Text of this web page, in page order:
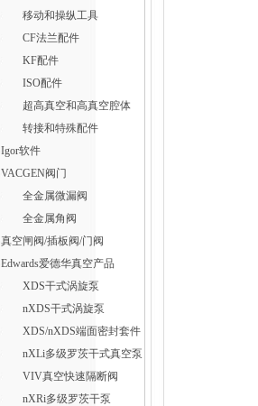
移动和操纵工具
CF法兰配件
KF配件
ISO配件
超高真空和高真空腔体
转接和特殊配件
Igor软件
VACGEN阀门
全金属微漏阀
全金属角阀
真空闸阀/插板阀/门阀
Edwards爱德华真空产品
XDS干式涡旋泵
nXDS干式涡旋泵
XDS/nXDS​端面密封套件
nXLi多级罗茨干式真空泵
VIV真空快速隔断阀
nXRi多级罗茨干泵